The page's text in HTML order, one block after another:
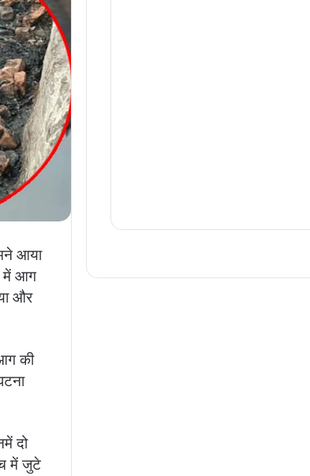
आया
में आग
और
की
दो
में जुटे